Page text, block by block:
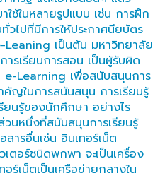
ช้ในหลายรูปแบบ เช่น การฝึก
ไปที่มีการให้ประกาศนียบัตร
Leaning เป็นต้น มหาวิทยาลัย
รเรียนการสอน เป็นผู้รับผิด
e-Learning เพื่อสนับสนุนการ
คัญในการสนันสนุน การเรียนรู้
ยนรู้ของนักศึกษา อย่างไร
นหนึ่งที่สนับสนุนการเรียนรู้
สารอื่นเช่น อินเทอร์เน็ต
ตอร์ชนิดพกพา จะเป็นเครื่อง
เน็ตเป็นเครือข่ายกลางใน